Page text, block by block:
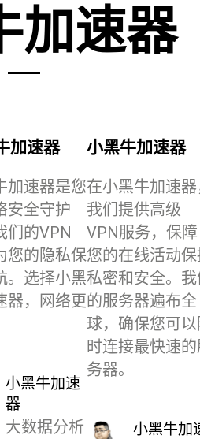
加速器
加速器
加速器是您
安全守护
们的VPN
您的隐私保
。选择小黑
器，网络更
小黑牛加速
器
大数据分析
小黑牛加速器
在小黑牛加速
我们提供高级
VPN服务，保障
您的在线活动
私密和安全。
的服务器遍布全
球，确保您可
时连接最快速
务器。
小黑牛加